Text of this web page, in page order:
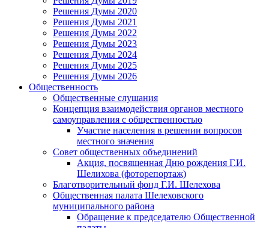
Решения Думы 2020
Решения Думы 2021
Решения Думы 2022
Решения Думы 2023
Решения Думы 2024
Решения Думы 2025
Решения Думы 2026
Общественность
Общественные слушания
Концепция взаимодействия органов местного
самоуправления с общественностью
Участие населения в решении вопросов
местного значения
Совет общественных объединений
Акция, посвященная Дню рождения Г.И.
Шелихова (фоторепортаж)
Благотворительный фонд Г.И. Шелехова
Общественная палата Шелеховского
муниципального района
Обращение к председателю Общественной